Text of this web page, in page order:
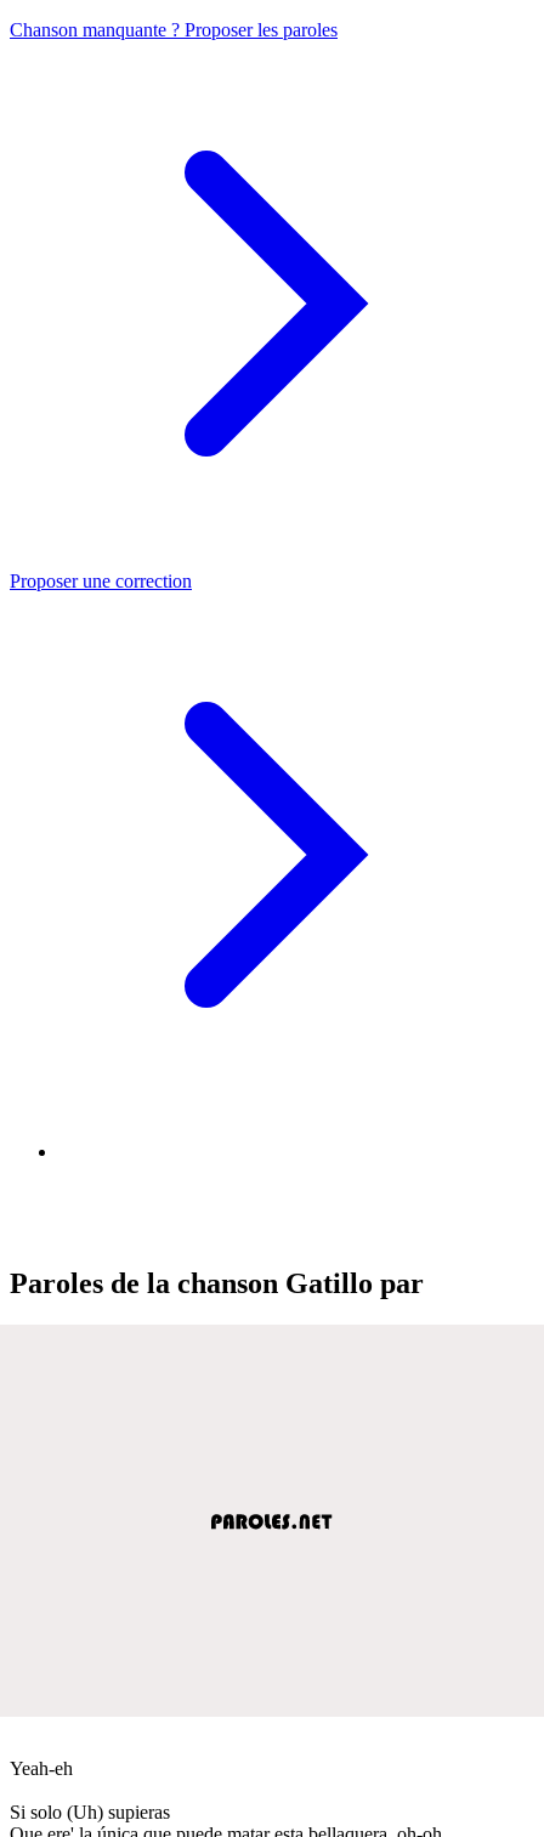
Chanson manquante ? Proposer les paroles
Proposer une correction
Paroles de la chanson Gatillo par
Yeah-eh
Si solo (Uh) supieras